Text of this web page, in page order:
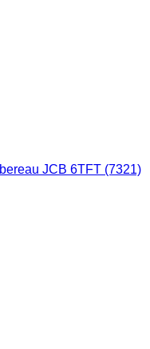
JCB 6TFT (7321)